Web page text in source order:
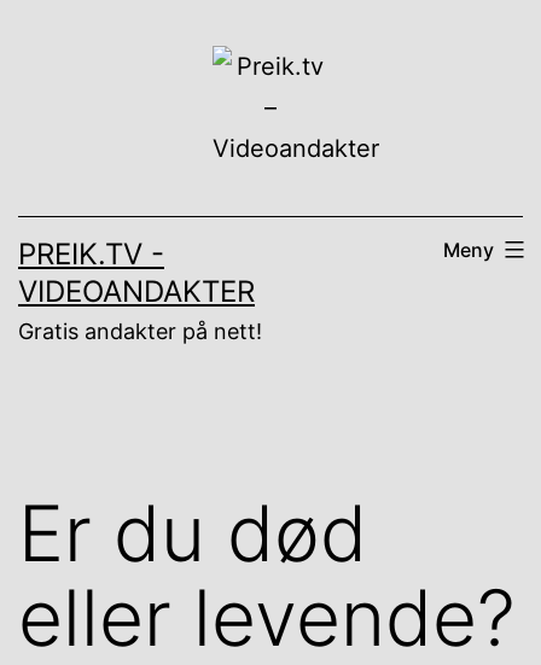
PREIK.TV -
VIDEOANDAKTER
Gratis andakter på nett!
Meny
Er du død
eller levende?